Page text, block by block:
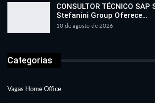
CONSULTOR TÉCNICO SAP
Stefanini Group Oferece…
10 de agosto de 2026
Categorias
Vagas Home Office